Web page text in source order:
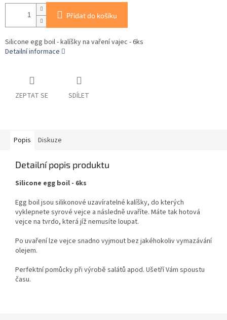
Přidat do košíku
Silicone egg boil - kalíšky na vaření vajec - 6ks
Detailní informace
ZEPTAT SE SDÍLET
Popis Diskuze
Detailní popis produktu
Silicone egg boil - 6ks
Egg boil jsou silikonové uzavíratelné kalíšky, do kterých
vyklepnete syrové vejce a následně uvaříte. Máte tak hotová
vejce na tvrdo, která jíž nemusíte loupat.
Po uvaření lze vejce snadno vyjmout bez jakéhokoliv vymazávání
olejem.
Perfektní pomůcky při výrobě salátů apod. Ušetří Vám spoustu
času.